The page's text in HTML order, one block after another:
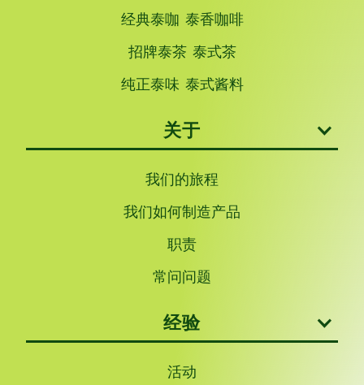
经典泰咖 泰香咖啡
招牌泰茶 泰式茶
纯正泰味 泰式酱料
关于
我们的旅程
我们如何制造产品
职责
常问问题
经验
活动